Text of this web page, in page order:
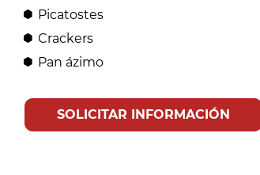
Picatostes
Crackers
Pan ázimo
SOLICITAR INFORMACIÓN